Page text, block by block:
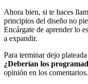
Ahora bien, si te haces
principios del diseño no
Encárgate de aprender lo
a expandir.
Para terminar dejo
¿Deberían los
opinión en los comentarios.